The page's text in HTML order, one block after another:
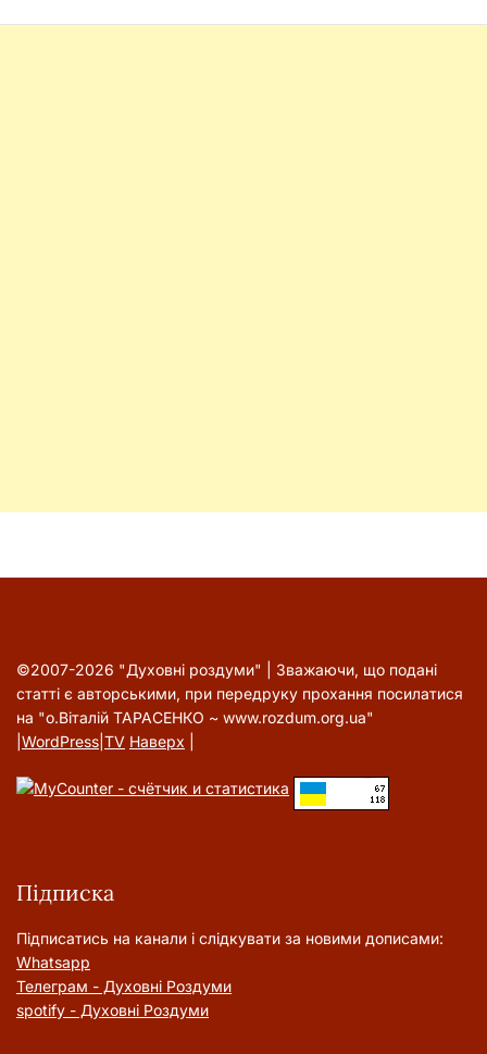
©2007-2026 "Духовні роздуми" | Зважаючи, що подані
статті є авторськими, при передруку прохання посилатися
на "о.Віталій ТАРАСЕНКО ~ www.rozdum.org.ua"
WordPress TV Наверх
Підписка
Підписатись на канали і слідкувати за новими дописами:
Whatsapp
Телеграм - Духовні Роздуми
spotify - Духовні Роздуми